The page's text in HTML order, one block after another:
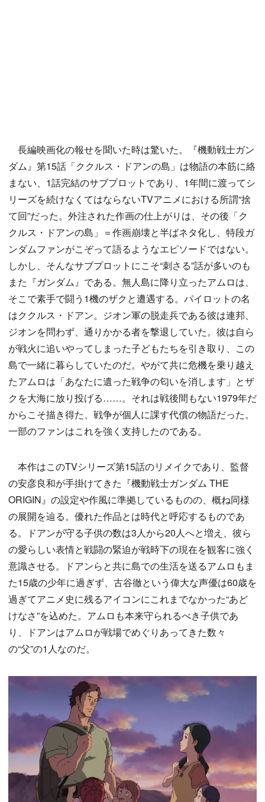
長編映画化の報せを聞いた時は驚いた。『機動戦士ガン
ダム』第15話「ククルス・ドアンの島」は物語の本筋に絡
まない、1話完結のサブプロットであり、1年間に渡ってシ
リーズを続けなくてはならないTVアニメにおける所謂“捨
て回”だった。外注された作画の仕上がりは、その後「ク
クルス・ドアンの島」＝作画崩壊と半ばネタ化し、特段ガ
ンダムファンがこぞって語るようなエピソードではない。
しかし、そんなサブプロットにこそ“刺さる”話が多いのも
また『ガンダム』である。無人島に降り立ったアムロは、
そこで素手で闘う1機のザクと遭遇する。パイロットの名
はククルス・ドアン。ジオン軍の脱走兵である彼は連邦、
ジオンを問わず、通りかかる者を撃退していた。彼は自ら
が戦火に追いやってしまった子どもたちを引き取り、この
島で一緒に暮らしていたのだ。やがて共に危機を乗り越え
たアムロは「あなたに遺った戦争の匂いを消します」とザ
クを大海に放り投げる……。それは戦後間もない1979年だ
からこそ描き得た、戦争が個人に課す代償の物語だった。
一部のファンはこれを強く支持したのである。
本作はこのTVシリーズ第15話のリメイクであり、監督
の安彦良和が手掛けてきた『機動戦士ガンダム THE
ORIGIN』の設定や作風に準拠しているものの、概ね同様
の展開を辿る。優れた作品とは時代と呼応するものであ
る。ドアンが守る子供の数は3人から20人へと増え、彼ら
の愛らしい表情と戦闘の緊迫が戦時下の現在を観客に強く
意識させる。ドアンらと共に島での生活を送るアムロもま
た15歳の少年に過ぎず、古谷徹という偉大な声優は60歳を
過ぎてアニメ史に残るアイコンにこれまでなかった“あど
けなさ”を込めた。アムロも本来守られるべき子供であ
り、ドアンはアムロが戦場でめぐりあってきた数々
の“父”の1人なのだ。